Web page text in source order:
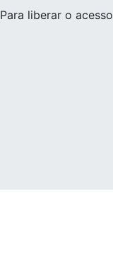
Para liberar o acesso